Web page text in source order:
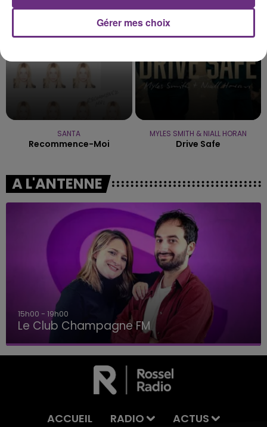
6h19
6h19
SANTA
Recommence-Moi
6h16
6h16
MYLES SMITH & NIALL HORAN
Drive Safe
A L'ANTENNE
15h00 - 19h00
Le Club Champagne FM
ACCUEIL RADIO
ACTUS
Gérer mes choix